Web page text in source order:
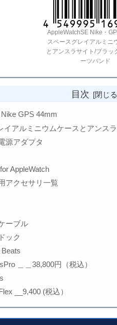
AppleWatchSE Nike・
スペースグレイアルミニ
とアンスラサイト/ブラッ
ーツバンド
目次
GPS 44mm
イアルミニウムケースとアンス
源アダプタ
AppleWatch
アクセサリ一覧
ーブル
ック
＿＿38,800円（税込）
__9,400 (税込）